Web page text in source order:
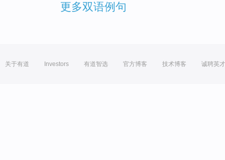
更多双语例句
关于有道 Investors 有道智选 官方博客 技术博客 诚聘英才